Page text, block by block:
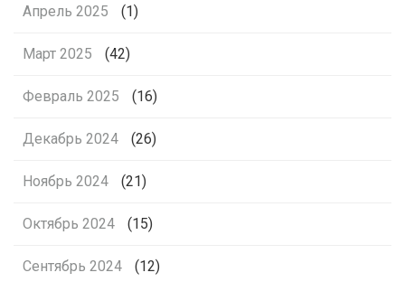
Апрель 2025 (1)
Март 2025 (42)
Февраль 2025 (16)
Декабрь 2024 (26)
Ноябрь 2024 (21)
Октябрь 2024 (15)
Сентябрь 2024 (12)